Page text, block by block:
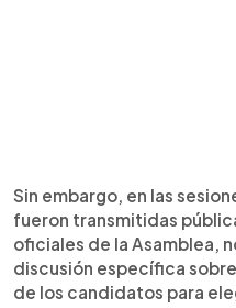
Sin embargo, en las
fueron transmitidas
oficiales de la Asamblea,
discusión específica
de los candidatos para